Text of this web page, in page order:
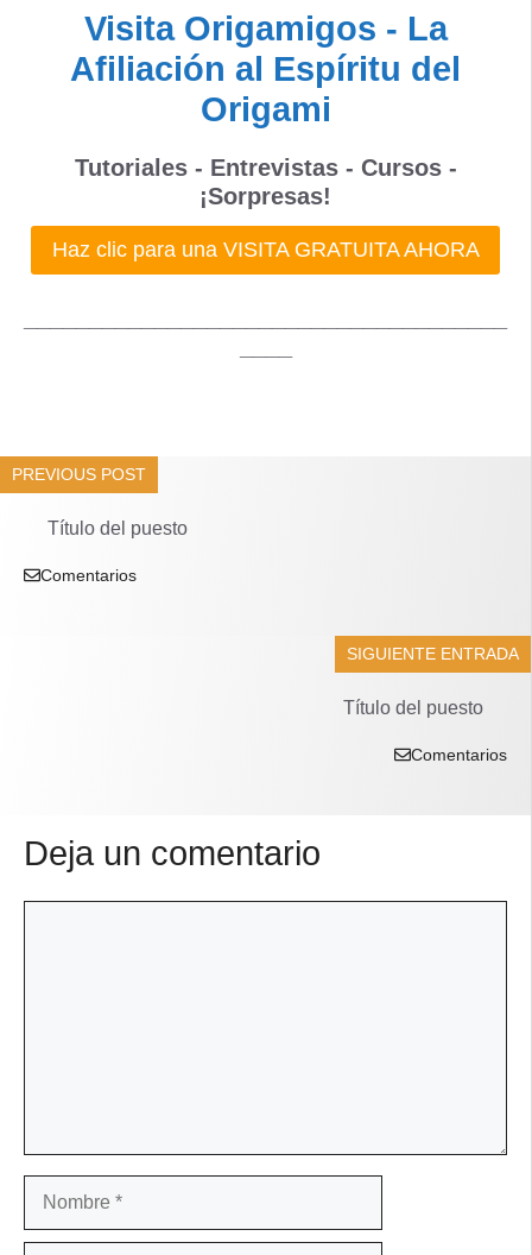
Visita Origamigos - La
Afiliación al Espíritu del
Origami
Tutoriales - Entrevistas - Cursos -
¡Sorpresas!
Haz clic para una VISITA GRATUITA AHORA
PREVIOUS POST
Título del puesto
Comentarios
SIGUIENTE ENTRADA
Título del puesto
Comentarios
Deja un comentario